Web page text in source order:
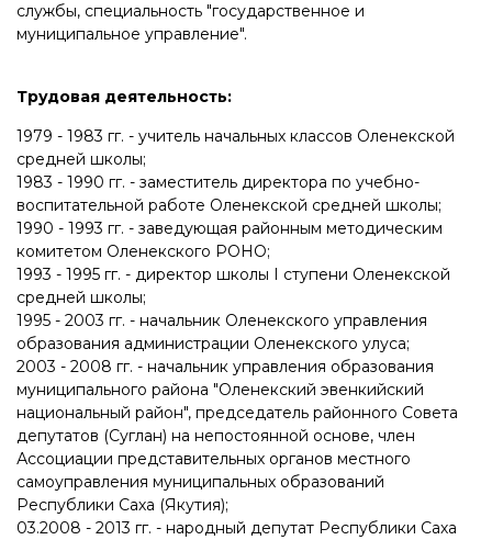
службы, специальность "государственное и
муниципальное управление".
Трудовая деятельность:
1979 - 1983 гг. - учитель начальных классов Оленекской
средней школы;
1983 - 1990 гг. - заместитель директора по учебно-
воспитательной работе Оленекской средней школы;
1990 - 1993 гг. - заведующая районным методическим
комитетом Оленекского РОНО;
1993 - 1995 гг. - директор школы I ступени Оленекской
средней школы;
1995 - 2003 гг. - начальник Оленекского управления
образования администрации Оленекского улуса;
2003 - 2008 гг. - начальник управления образования
муниципального района "Оленекский эвенкийский
национальный район", председатель районного Совета
депутатов (Суглан) на непостоянной основе, член
Ассоциации представительных органов местного
самоуправления муниципальных образований
Республики Саха (Якутия);
03.2008 - 2013 гг. - народный депутат Республики Саха